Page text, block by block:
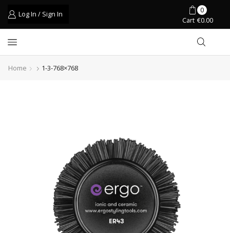
Log In / Sign In
0
Cart €0.00
Home 1-3-768×768